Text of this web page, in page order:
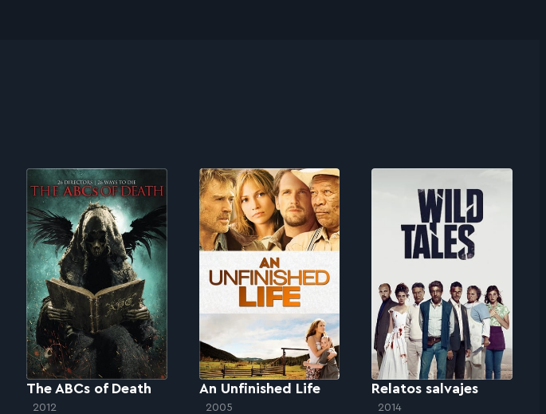
The ABCs of Death
2012
An Unfinished Life
2005
Relatos salvajes
2014